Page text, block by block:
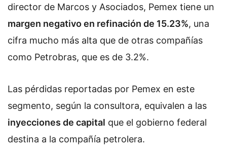
director de Marcos y Asociados, Pemex tiene un
margen negativo en refinación de 15.23%, una
cifra mucho más alta que de otras compañías
como Petrobras, que es de 3.2%.
Las pérdidas reportadas por Pemex en este
segmento, según la consultora, equivalen a las
inyecciones de capital que el gobierno federal
destina a la compañía petrolera.